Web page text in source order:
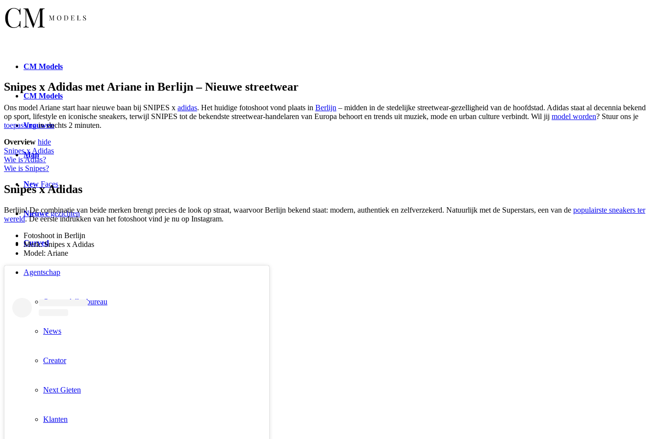
CM Models
CM Models
Vrouwen
Man
New Faces
Nieuwegezichten
Curved
Agentschap
Ons modellenbureau
News
Creator
Next Gieten
Klanten
Snipes x Adidas met Ariane in Berlijn – Nieuwe streetwear
Ons model Ariane start haar nieuwe baan bij SNIPES x adidas. Het huidige fotoshoot vond plaats in Berlijn – midden in de stedelijke streetwear-gezelligheid van de hoofdstad. Adidas staat al decennia bekend
op sport, lifestyle en iconische sneakers, terwijl SNIPES tot de bekendste streetwear-handelaren van Europa behoort en trends uit muziek, mode en urban culture verbindt. Wil jij model worden? Stuur ons je
toepassingin slechts 2 minuten.
Overview hide
Snipes x Adidas
Wie is Adias?
Wie is Snipes?
Snipes x Adidas
Berlijn! De combinatie van beide merken brengt precies de look op straat, waarvoor Berlijn bekend staat: modern, authentiek en zelfverzekerd. Natuurlijk met de Superstars, een van de populairste sneakers ter
wereld. De eerste indrukken van het fotoshoot vind je nu op Instagram.
Fotoshoot in Berlijn
Merk: Snipes x Adidas
Model: Ariane